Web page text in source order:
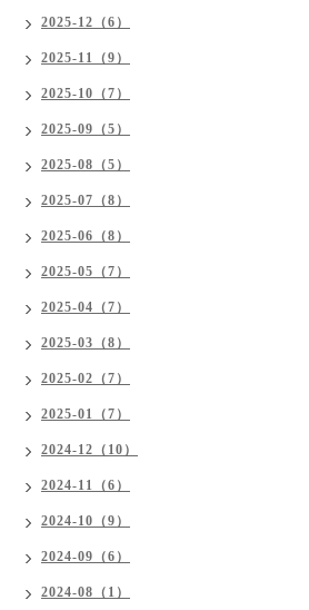
2025-12（6）
2025-11（9）
2025-10（7）
2025-09（5）
2025-08（5）
2025-07（8）
2025-06（8）
2025-05（7）
2025-04（7）
2025-03（8）
2025-02（7）
2025-01（7）
2024-12（10）
2024-11（6）
2024-10（9）
2024-09（6）
2024-08（1）